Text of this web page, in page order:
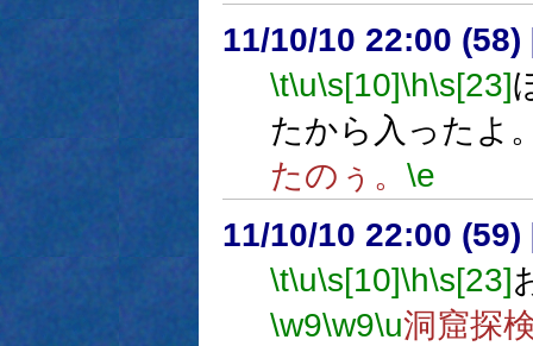
11/10/10 22:00 (58)
\t\u\s[10]\h\s[23]
たから入ったよ
たのぅ。 \e
11/10/10 22:00 (59)
\t\u\s[10]\h\s[23]
\w9\w9\u洞窟探